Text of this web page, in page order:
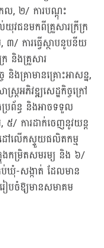
ល, ២/ ការបណ្តុះ
វជនមកពីគ្រួសារក្រីក្រ
/ ការធ្វើស្ថាបនូបនីយ
និងគ្រួសារ
និងគ្រាមានគ្រោះអាសន្ន,
រអភិវឌ្ឍសេដ្ឋកិច្ចក្រៅ
ប្រព័ន្ធ និងអាចទទួល
៥/ ការដាក់ចេញនូវយន្ត
ៅលើកស្ទួយផលិតកម្ម
ងកម្រិតសមរម្យ និង ៦/
ប់ឃុំ-សង្កាត់ ដែលមាន
ៀបចំឱ្យមានសមាគម